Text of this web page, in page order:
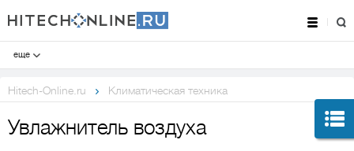
еще
Hitech-Online.ru Климатическая техника
Увлажнитель воздуха